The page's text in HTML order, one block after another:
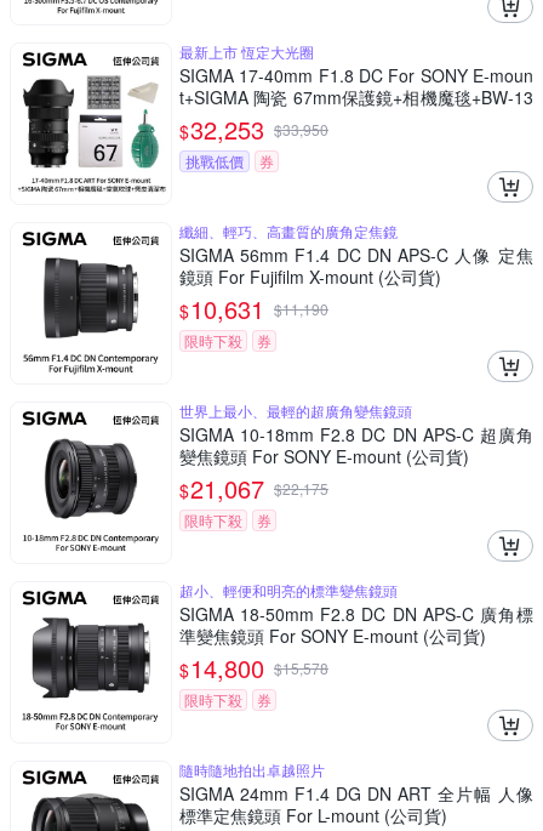
最新上市 恆定大光圈
SIGMA 17-40mm F1.8 DC For SONY E-moun
t+SIGMA 陶瓷 67mm保護鏡+相機魔毯+BW-13
0吹球+3030麂皮清潔布 (公司貨)
$32,253 $33,950
挑戰低價
券
纖細、輕巧、高畫質的廣角定焦鏡
SIGMA 56mm F1.4 DC DN APS-C 人像 定焦
鏡頭 For Fujifilm X-mount (公司貨)
$10,631 $11,190
限時下殺
券
世界上最小、最輕的超廣角變焦鏡頭
SIGMA 10-18mm F2.8 DC DN APS-C 超廣角
變焦鏡頭 For SONY E-mount (公司貨)
$21,067 $22,175
限時下殺
券
超小、輕便和明亮的標準變焦鏡頭
SIGMA 18-50mm F2.8 DC DN APS-C 廣角標
準變焦鏡頭 For SONY E-mount (公司貨)
$14,800 $15,578
限時下殺
券
隨時隨地拍出卓越照片
SIGMA 24mm F1.4 DG DN ART 全片幅 人像
標準定焦鏡頭 For L-mount (公司貨)